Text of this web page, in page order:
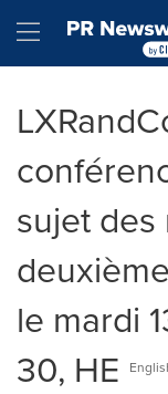
Hamburger
sujet des
le mardi
30, HE